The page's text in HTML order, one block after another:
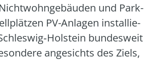
und Park­
PV-Anla­gen instal­lie­
bun­des­weit
ange­sichts des Ziels,